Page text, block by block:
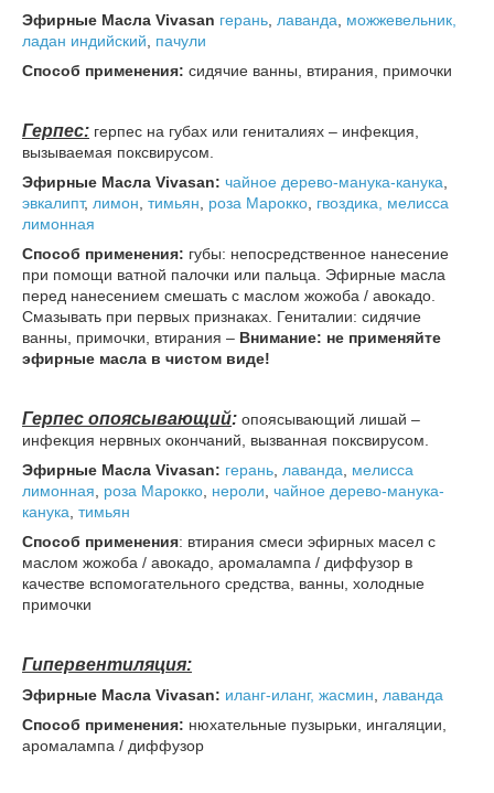
Эфирные Масла Vivasan герань лаванда
можжевельник,
ладан индийский
пачули
Способ применения: сидячие ванны, втирания, примочки
Герпес: герпес на губах или гениталиях – инфекция,
вызываемая поксвирусом.
Эфирные Масла Vivasan: чайное дерево-манука-канука
эвкалипт, лимон тимьян роза Марокко гвоздика,
мелисса
лимонная
Способ применения: губы: непосредственное нанесение
при помощи ватной палочки или пальца. Эфирные масла
перед нанесением смешать с маслом жожоба / авокадо.
Смазывать при первых признаках. Гениталии: сидячие
ванны, примочки, втирания – Внимание: не применяйте
эфирные масла в чистом виде!
Герпес опоясывающий: опоясывающий лишай –
инфекция нервных окончаний, вызванная поксвирусом.
Эфирные Масла Vivasan: герань лаванда
мелисса
лимонная
роза Марокко нероли чайное дерево-манука-
канука тимьян
Способ применения: втирания смеси эфирных масел с
маслом жожоба / авокадо, аромалампа / диффузор в
качестве вспомогательного средства, ванны, холодные
примочки
Гипервентиляция:
Эфирные Масла Vivasan: иланг-иланг, жасмин
лаванда
Способ применения: нюхательные пузырьки, ингаляции,
аромалампа / диффузор